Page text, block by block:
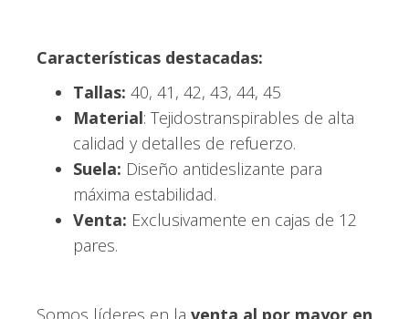
Características destacadas:
Tallas: 40, 41, 42, 43, 44, 45
Material: Tejidostranspirables de alta
calidad y detalles de refuerzo.
Suela: Diseño antideslizante para
máxima estabilidad.
Venta: Exclusivamente en cajas de 12
pares.
Somos líderes en la venta al por mayor en